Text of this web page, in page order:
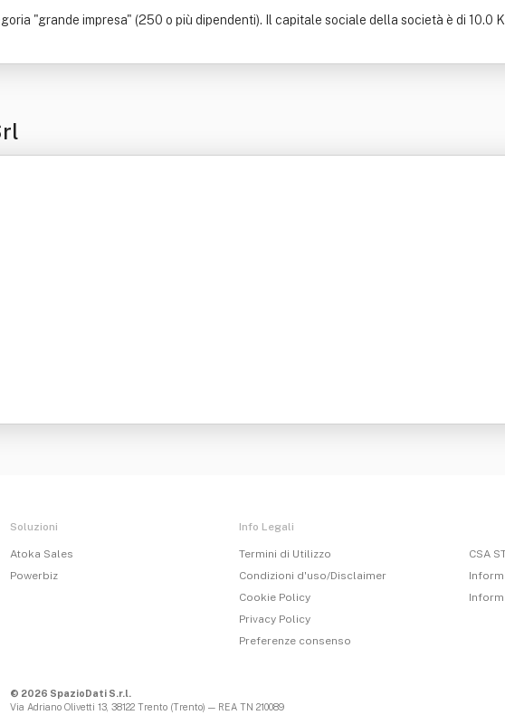
"grande impresa" (250 o più dipendenti). Il capitale sociale della società è di 10.0
Soluzioni
Atoka Sales
Powerbiz
Info Legali
Termini di Utilizzo
Condizioni d'uso/Disclaimer
Cookie Policy
Privacy Policy
Preferenze consenso
CSA
© 2026 SpazioDati S.r.l.
Via Adriano Olivetti 13, 38122 Trento (Trento) — REA TN 210089